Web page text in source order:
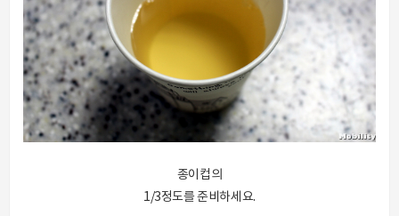
종이컵의
1/3정도를 준비하세요.